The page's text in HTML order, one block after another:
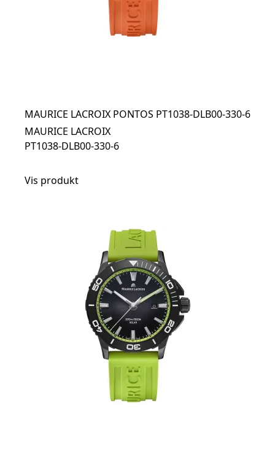
MAURICE LACROIX PONTOS PT1038-DLB00-330-6
MAURICE LACROIX
PT1038-DLB00-330-6
Vis produkt